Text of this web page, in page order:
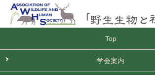
Top
学会案内